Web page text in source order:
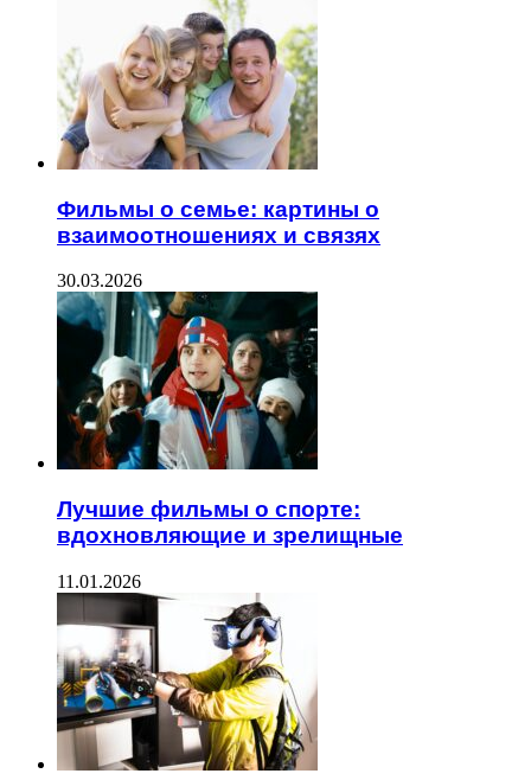
Фильмы о семье: картины о
взаимоотношениях и связях
30.03.2026
Лучшие фильмы о спорте:
вдохновляющие и зрелищные
11.01.2026